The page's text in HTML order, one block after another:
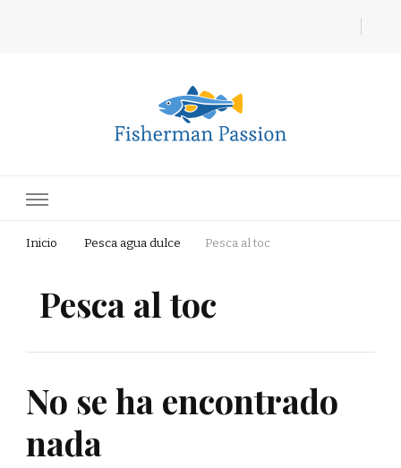
Inicio Pesca agua dulce Pesca al toc
Pesca al toc
No se ha encontrado
nada